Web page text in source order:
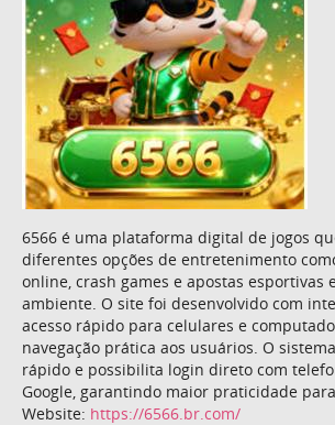
6566 é uma plataforma digital de jogos
diferentes opções de entretenimento
online, crash games e apostas esportivas
ambiente. O site foi desenvolvido com
acesso rápido para celulares e
navegação prática aos usuários. O
rápido e possibilita login direto com
Google, garantindo maior praticidade
Website: https://6566.br.com/